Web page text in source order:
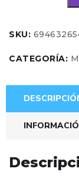
SKU:
CATEGORÍA: